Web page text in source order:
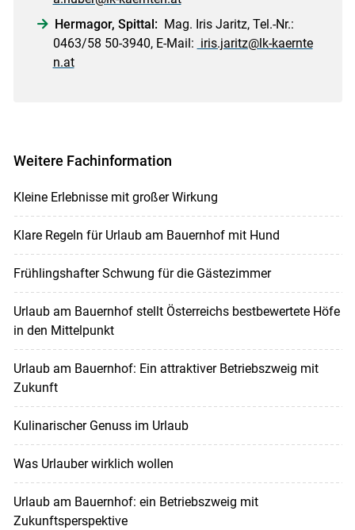
Hermagor, Spittal: Mag. Iris Jaritz, Tel.-Nr.:
0463/58 50-3940, E-Mail: iris.jaritz@lk-kaernte
n.at
Weitere Fachinformation
Kleine Erlebnisse mit großer Wirkung
Klare Regeln für Urlaub am Bauernhof mit Hund
Frühlingshafter Schwung für die Gästezimmer
Urlaub am Bauernhof stellt Österreichs bestbewertete Höfe
in den Mittelpunkt
Urlaub am Bauernhof: Ein attraktiver Betriebszweig mit
Zukunft
Kulinarischer Genuss im Urlaub
Was Urlauber wirklich wollen
Urlaub am Bauernhof: ein Betriebszweig mit
Zukunftsperspektive